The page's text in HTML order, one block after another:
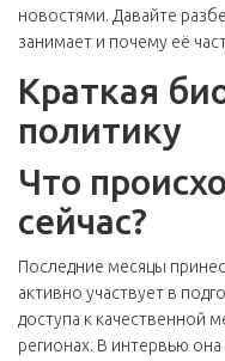
новостями. Давайте
занимает и почему её
Краткая
политику
Что
сейчас?
Последние месяцы
активно участвует в
доступа к качественной
регионах. В интервью